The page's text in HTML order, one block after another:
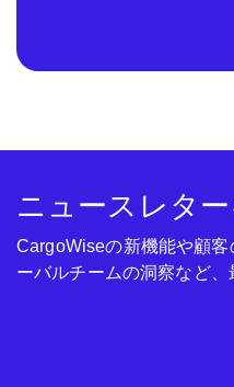
ニュースレタ
CargoWiseの新機能や顧
ーバルチームの洞察など、